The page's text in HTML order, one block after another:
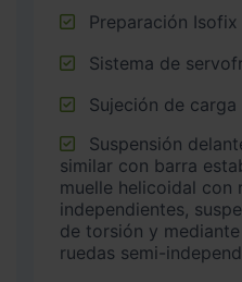
Preparación Isofix
Sistema de
Sujeción de carga
similar con barra
muelle helicoidal con
independientes,
de torsión y
ruedas semi-